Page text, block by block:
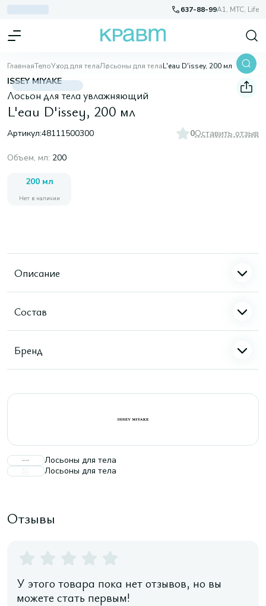
637-88-99A1, МТС, Life
ГлавнаяТелоУход для телаЛосьоны для телаL'eau D'issey, 200 мл
ISSEY MIYAKE
Лосьон для тела увлажняющий
L'eau D'issey, 200 мл
Артикул:48111500300 0Оставить отзыв
Объем, мл: 200
200 мл
Нет в наличии
Описание
Состав
Бренд
Лосьоны для тела
Лосьоны для тела
Отзывы
У этого товара пока нет отзывов, но вы
можете стать первым!